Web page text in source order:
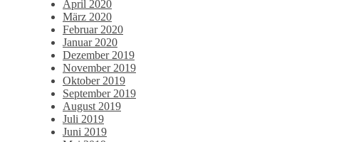
April 2020
März 2020
Februar 2020
Januar 2020
Dezember 2019
November 2019
Oktober 2019
September 2019
August 2019
Juli 2019
Juni 2019